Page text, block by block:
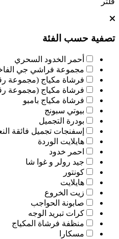
تصفية حسب الفئة
أحمر الخدود السحري
مجموعة فراشي جي
فرشاة مكياج (مجموعة رقم
فرشاة مكياج (مجموعة رقم
فرشاة مكياج بامبو
بيوتي سبونج
بودرة التجميل
إسفنجات تجميل فائقة
هايلايت الوردة
احمر خدود
جيد رولر و غوا شا
كونتور
هايلايت
زيت الخروع
صابونة الحواجب
كرات تبريد الوجه
منظفة فرشاة المكياج
مسكارا